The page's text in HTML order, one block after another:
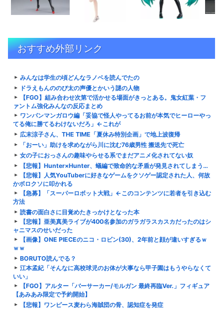
おすすめ外部リンク
みんなは学生の頃どんなラノベを読んでたの
ドラえもんののび太の声優とかいう謎の人物
【FGO】組み合わせ次第で活かせる場面がきっとある。鬼女紅葉・フ
ァントム強化みんなの反応まとめ
ワンパンマンガロウ編「妥協で怪人やってるお前が本気でヒーローやっ
てる俺に勝てるわけないだろ」←これが
広末涼子さん、THE TIME「夏休み特別企画」で地上波復帰
「おーい」助けを求めながら川に沈む76歳男性 搬送先で死亡
女の子におっさんの趣味やらせる系でまだアニメ化されてない奴
【悲報】Hunter×Hunter、蟻編で致命的な矛盾が発見されてしまう…
【悲報】人気YouTuberに好きなゲームをクソゲー認定された人、何故
かボロクソに叩かれる
【急募】「スーパーロボット大戦」←このコンテンツに若者を引き込む
方法
読書の面白さに目覚めたきっかけとなった本
【悲報】亜美真美ライブが400名参加のガラガラスカスカだったのはシ
ャニマスのせいだった
【画像】ONE PIECEのニコ・ロビン(30)、2年前と顔が違いすぎるｗ
ｗｗ
BORUTO読んでる？
江本孟紀「そんなに高校球児のお体が大事なら甲子園はもうやらなくて
いい」
【FGO】アルター「バーサーカー/モルガン 最終再臨Ver.」フィギュア
【あみあみ限定で予約開始】
【悲報】ワンピース麦わら海賊団の骨、認知症を発症